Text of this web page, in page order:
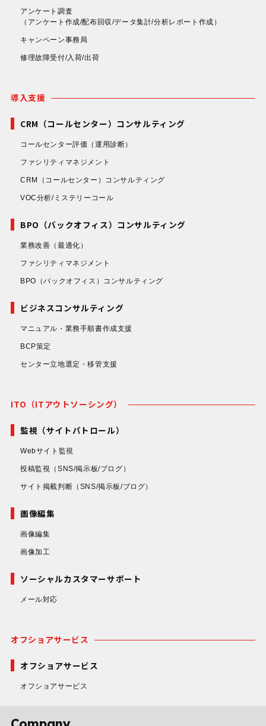
アンケート調査
（アンケート作成/配布回収/データ集計/分析レポート作成）
キャンペーン事務局
修理故障受付/入荷/出荷
導入支援
CRM（コールセンター）コンサルティング
コールセンター評価 （運用診断）
ファシリティマネジメント
CRM（コールセンター）コンサルティング
VOC分析/ミステリーコール
BPO（バックオフィス）コンサルティング
業務改善 （最適化）
ファシリティマネジメント
BPO（バックオフィス）コンサルティング
ビジネスコンサルティング
マニュアル・業務手順書作成支援
BCP策定
センター立地選定・移管支援
ITO（ITアウトソーシング）
監視（サイトパトロール）
Webサイト監視
投稿監視 （SNS/掲示板/ブログ）
サイト掲載判断 （SNS/掲示板/ブログ）
画像編集
画像編集
画像加工
ソーシャルカスタマーサポート
メール対応
オフショアサービス
オフショアサービス
オフショアサービス